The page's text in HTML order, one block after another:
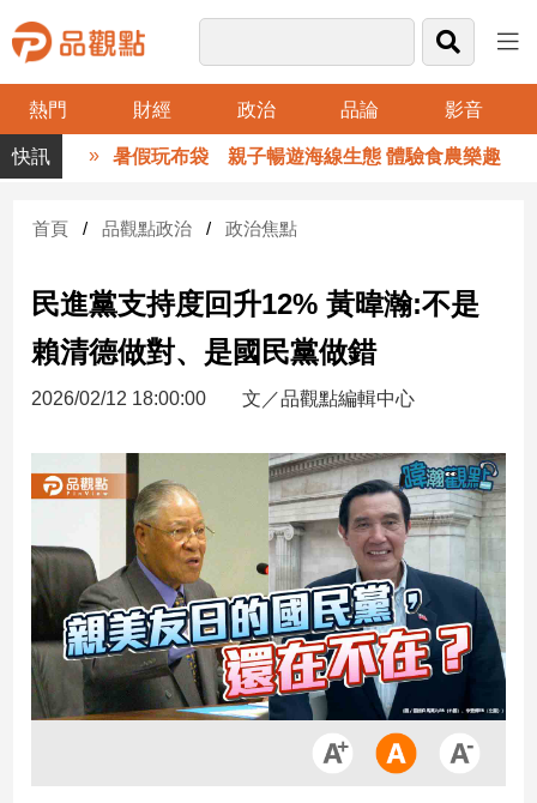
熱門 財經 政治 品論 影音
品
觀
財
台
財
新
產
經/
市
房
地
品
暑假玩布袋 親子暢遊海線生態 體驗食農樂趣
首頁 品觀點政治 政治焦點
民進黨支持度回升12% 黃暐瀚:不是
賴清德做對、是國民黨做錯
2026/02/12 18:00:00 文／品觀點編輯中心